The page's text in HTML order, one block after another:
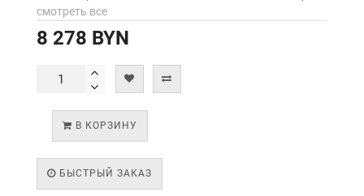
смотреть все
8 278 BYN
В КОРЗИНУ
БЫСТРЫЙ ЗАКАЗ